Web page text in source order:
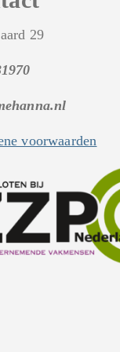
29
voorwaarden